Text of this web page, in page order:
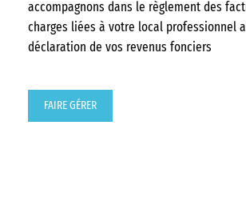
accompagnons dans le règlement des
charges liées à votre local professionnel
déclaration de vos revenus fonciers
FAIRE GÉRER